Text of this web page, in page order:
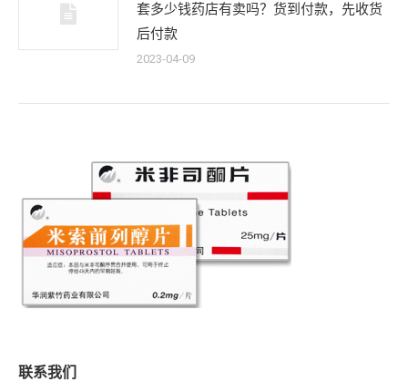
套多少钱药店有卖吗？货到付款，先收货
后付款
2023-04-09
联系我们